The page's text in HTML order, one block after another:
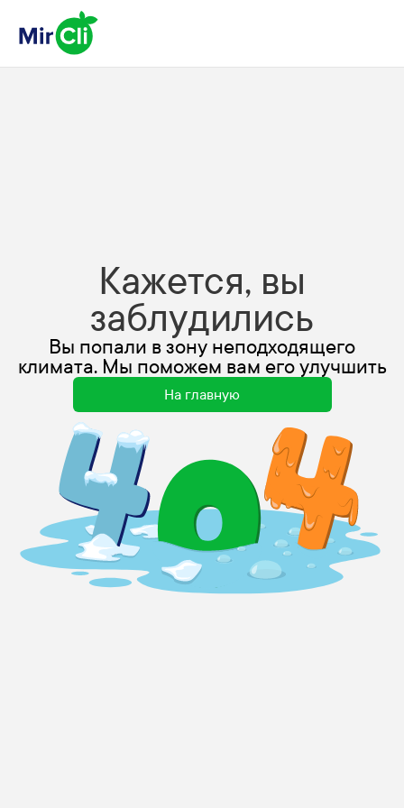
Кажется, вы
заблудились
Вы попали в зону неподходящего
климата. Мы поможем вам его улучшить
На главную